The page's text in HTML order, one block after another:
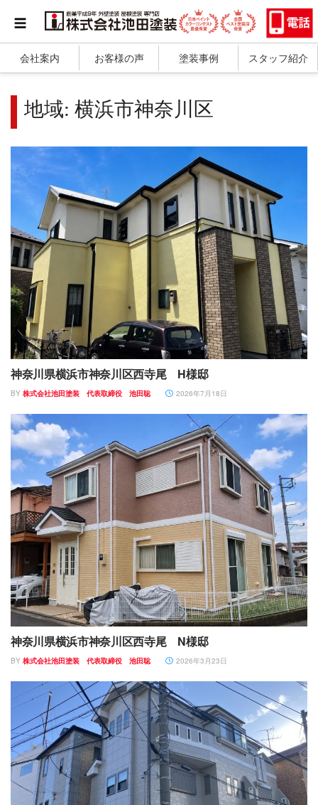
会社案内 お客様の声 塗装事例 スタッフ紹介
地域: 横浜市神奈川区
神奈川県横浜市神奈川区西寺尾 H様邸
BY 株式会社池田塗装 代表取締役 池田聡 2026年7月18日
神奈川県横浜市神奈川区西寺尾 N様邸
BY 株式会社池田塗装 代表取締役 池田聡 2026年3月23日